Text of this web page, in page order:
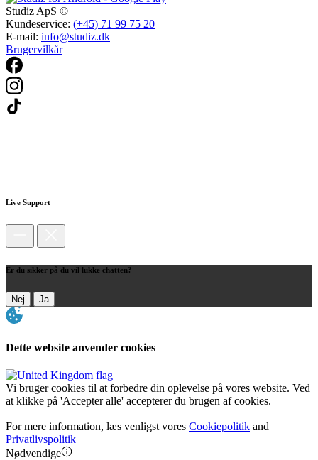
Studiz ApS ©
Kundeservice: (+45) 71 99 75 20
E-mail: info@studiz.dk
Brugervilkår
Live Support
Er du sikker på du vil lukke chatten?
Nej Ja
Dette website anvender cookies
Vi bruger cookies til at forbedre din oplevelse på vores website. Ved
at klikke på 'Accepter alle' accepterer du brugen af cookies.
For mere information, læs venligst vores Cookiepolitik and
Privatlivspolitik
Nødvendige